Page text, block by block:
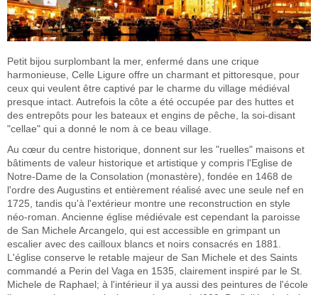
Petit bijou surplombant la mer, enfermé dans une crique
harmonieuse, Celle Ligure offre un charmant et pittoresque, pour
ceux qui veulent être captivé par le charme du village médiéval
presque intact. Autrefois la côte a été occupée par des huttes et
des entrepôts pour les bateaux et engins de pêche, la soi-disant
"cellae" qui a donné le nom à ce beau village.
Au cœur du centre historique, donnent sur les "ruelles" maisons et
bâtiments de valeur historique et artistique y compris l'Eglise de
Notre-Dame de la Consolation (monastère), fondée en 1468 de
l'ordre des Augustins et entièrement réalisé avec une seule nef en
1725, tandis qu'à l'extérieur montre une reconstruction en style
néo-roman. Ancienne église médiévale est cependant la paroisse
de San Michele Arcangelo, qui est accessible en grimpant un
escalier avec des cailloux blancs et noirs consacrés en 1881.
L'église conserve le retable majeur de San Michele et des Saints
commandé a Perin del Vaga en 1535, clairement inspiré par le St.
Michele de Raphael; à l'intérieur il ya aussi des peintures de l'école